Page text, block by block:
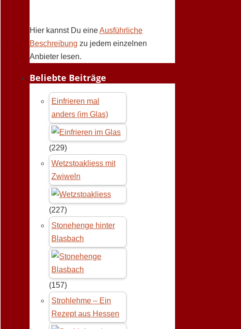
Hier kannst Du eineAusführliche
Beschreibung zu jedem einzelnen
Anbieter lesen.
Beliebte Beiträge
Einfrieren mal
anders (im Glas)
(229)
Wetzstoakliess mit
Zwiweln
(227)
Stonehenge hinter
Blasbach
(157)
Strohlehme – Ein
Rezept aus Hessen